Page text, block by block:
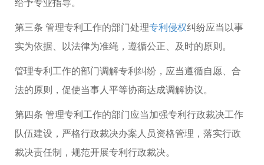
第三条 管理专利工作的部门处理专利侵权纠纷应当以事
实为依据、以法律为准绳，遵循公正、及时的原则。
管理专利工作的部门调解专利纠纷，应当遵循自愿、合
法的原则，促使当事人平等协商达成调解协议。
第四条 管理专利工作的部门应当加强专利行政裁决工作
队伍建设，严格行政裁决办案人员资格管理，落实行政
裁决责任制，规范开展专利行政裁决。